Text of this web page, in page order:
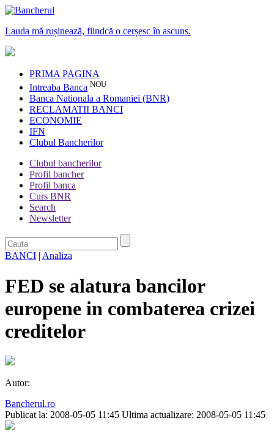
Lauda mă rușinează, fiindcă o cerșesc în ascuns.
PRIMA PAGINA
Intreaba Banca NOU
Banca Nationala a Romaniei (BNR)
RECLAMATII BANCI
ECONOMIE
IFN
Clubul Bancherilor
Clubul bancherilor
Profil bancher
Profil banca
Curs BNR
Search
Newsletter
BANCI | Analiza
FED se alatura bancilor
europene in combaterea crizei
creditelor
Autor:
Bancherul.ro
Publicat la: 2008-05-05 11:45 Ultima actualizare: 2008-05-05 11:45